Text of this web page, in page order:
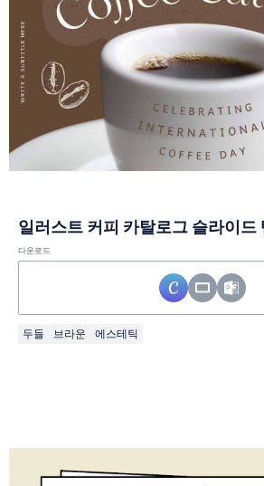
일러스트 커피 카탈로그 슬라이드
다운로드
두들 브라운 에스테틱